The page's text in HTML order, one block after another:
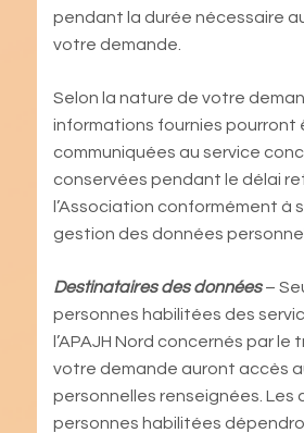
pendant la durée nécessaire
votre demande.
Selon la nature de votre
informations fournies pourront
communiquées au service
conservées pendant le délai
l’Association conformément à
gestion des données
Destinataires des données–
personnes habilitées des
l’APAJH Nord concernés par
votre demande auront accès
personnelles renseignées. Les
personnes habilitées